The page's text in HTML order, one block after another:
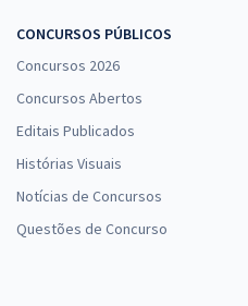
Economize
Telebras - Telecomunicações
em Gestão de
CONCURSOS PÚBLICOS
Concursos 2026
Concursos Abertos
Editais Publicados
Histórias Visuais
Notícias de Concursos
Questões de Concurso